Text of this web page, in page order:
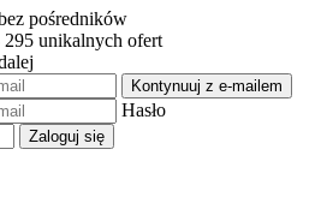
pośredników
unikalnych ofert
Kontynuuj z e-mailem
Hasło
Zaloguj się